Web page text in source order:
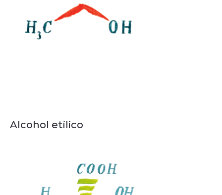
Alcohol etílico